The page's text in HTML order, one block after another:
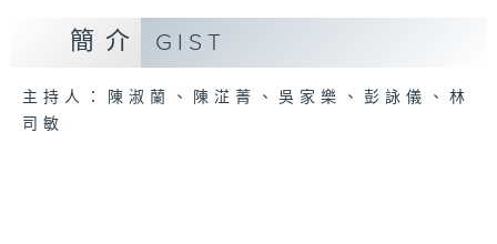
簡介 GIST
主持人：陳淑蘭、陳淽菁、吳家樂、彭詠儀、林
司敏